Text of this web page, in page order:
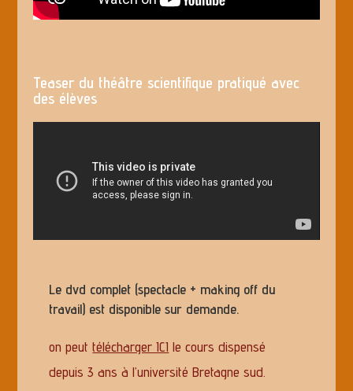
Teaser du théâtre scientifique pratiqué avec
des élèves
Le dvd complet (spectacle + making off du
travail) est disponible sur demande.
on peuttélécharger ICI le cours dispensé
depuis 3 ans à l’université Bretagne sud.